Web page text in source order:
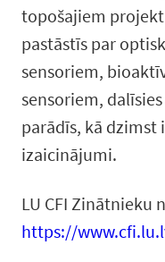
topošajiem
pastāstīs par
sensoriem,
sensoriem,
parādīs, kā dzimst
izaicinājumi.
LU CFI Zinātnieku
https://